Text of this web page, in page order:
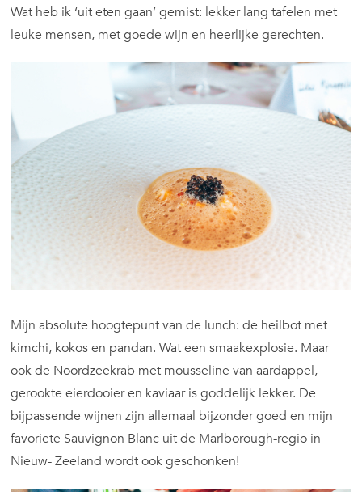
Wat heb ik ‘uit eten gaan’ gemist: lekker lang tafelen met
leuke mensen, met goede wijn en heerlijke gerechten.
Mijn absolute hoogtepunt van de lunch: de heilbot met
kimchi, kokos en pandan. Wat een smaakexplosie. Maar
ook de Noordzeekrab met mousseline van aardappel,
gerookte eierdooier en kaviaar is goddelijk lekker. De
bijpassende wijnen zijn allemaal bijzonder goed en mijn
favoriete Sauvignon Blanc uit de Marlborough-regio in
Nieuw- Zeeland wordt ook geschonken!